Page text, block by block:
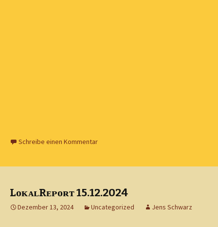
Schreibe einen Kommentar
LᴏᴋᴀʟRᴇᴘᴏʀᴛ 15.12.2024
Dezember 13, 2024 Uncategorized Jens Schwarz